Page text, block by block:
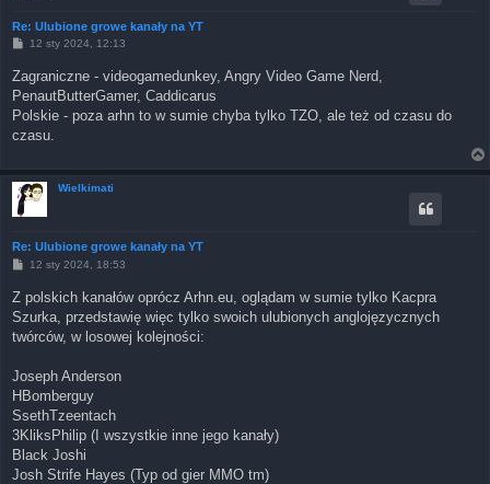
Re: Ulubione growe kanały na YT
P
t
12 sty 2024, 12:13
Zagraniczne - videogamedunkey, Angry Video Game Nerd,
PenautButterGamer, Caddicarus
Polskie - poza arhn to w sumie chyba tylko TZO, ale też od czasu do
czasu.
Wielkimati
Re: Ulubione growe kanały na YT
P
t
12 sty 2024, 18:53
Z polskich kanałów oprócz Arhn.eu, oglądam w sumie tylko Kacpra
Szurka, przedstawię więc tylko swoich ulubionych anglojęzycznych
twórców, w losowej kolejności:
Joseph Anderson
HBomberguy
SsethTzeentach
3KliksPhilip (I wszystkie inne jego kanały)
Black Joshi
Josh Strife Hayes (Typ od gier MMO tm)